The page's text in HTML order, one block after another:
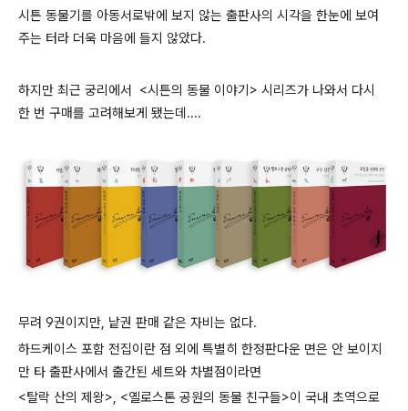
시튼 동물기를 아동서로밖에 보지 않는 출판사의 시각을 한눈에 보여
주는 터라 더욱 마음에 들지 않았다.
하지만 최근 궁리에서 <시튼의 동물 이야기> 시리즈가 나와서 다시
한 번 구매를 고려해보게 됐는데....
무려 9권이지만, 낱권 판매 같은 자비는 없다.
하드케이스 포함 전집이란 점 외에 특별히 한정판다운 면은 안 보이지
만 타 출판사에서 출간된 세트와 차별점이라면
<탈락 산의 제왕>, <옐로스톤 공원의 동물 친구들>이 국내 초역으로